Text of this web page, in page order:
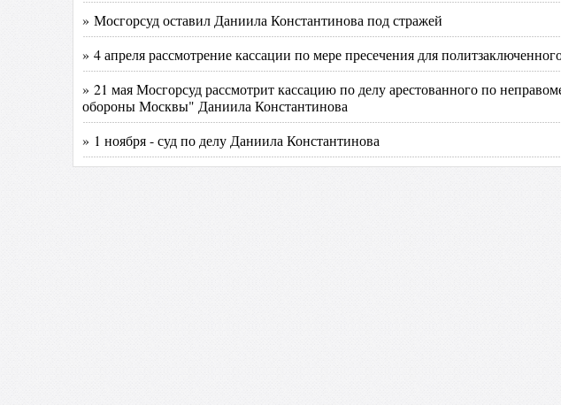
» Мосгорсуд оставил Даниила Константинова под стражей
» 4 апреля рассмотрение кассации по мере пресечения для
» 21 мая Мосгорсуд рассмотрит кассацию по делу арестованного по
обороны Москвы" Даниила Константинова
» 1 ноября - суд по делу Даниила Константинова